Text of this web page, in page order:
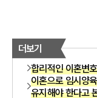
더보기
합리적인 이혼변
이혼으로 임시양
유지해야 한다고